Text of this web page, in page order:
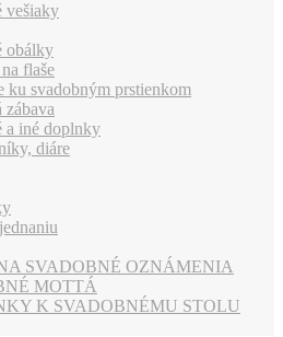
vešiaky
obálky
flaše
ku svadobným prstienkom
zábava
a iné doplnky
diáre
SVADOBNÉ OZNÁMENIA
MOTTÁ
K SVADOBNÉMU STOLU